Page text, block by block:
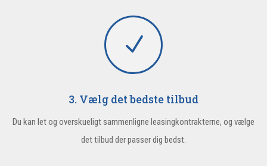
N
3. Vælg det bedste tilbud
Du kan let og overskueligt sammenligne leasingkontrakterne, og vælge
det tilbud der passer dig bedst.